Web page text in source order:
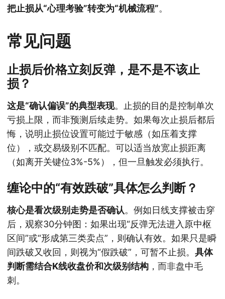
把止损从“心理考验”转变为“机械流程”。
常见问题
止损后价格立刻反弹，是不是不该止
损？
这是“确认偏误”的典型表现。止损的目的是控制单次
亏损上限，而非预测后续走势。如果每次止损后都后
悔，说明止损位设置可能过于敏感（如压着支撑
位），或交易级别不匹配。可以适当放宽止损距离
（如离开关键位3%-5%），但一旦触发必须执行。
缠论中的“有效跌破”具体怎么判断？
核心是看次级别走势是否确认。例如日线支撑被击穿
后，观察30分钟图：如果出现“反弹无法进入原中枢
区间”或“形成第三类卖点”，则确认有效。如果只是瞬
间跌破又收回，则视为“假跌破”，可暂不止损。 具体
判断需结合K线收盘价和次级别结构 ，而非盘中毛
刺。